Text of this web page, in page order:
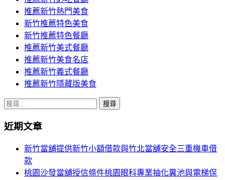
推薦新竹熱門美食
新竹推薦特色美食
新竹推薦特色餐廳
推薦新竹美式餐廳
推薦新竹美食名店
推薦新竹義式餐廳
推薦新竹隱藏版美食
搜
關
近期文章
新竹當舖提供新竹小額借款與竹北當舖安全三重機車借
款
桃園沙發當舖授信條件桃園眼科專業抽化糞池與電梯保